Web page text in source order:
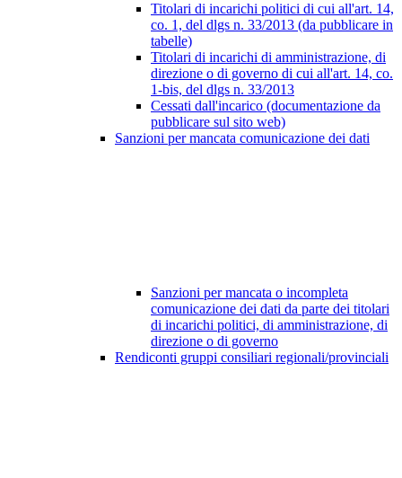
Titolari di incarichi politici di cui all'art. 14,
co. 1, del dlgs n. 33/2013 (da pubblicare in
tabelle)
Titolari di incarichi di amministrazione, di
direzione o di governo di cui all'art. 14, co.
1-bis, del dlgs n. 33/2013
Cessati dall'incarico (documentazione da
pubblicare sul sito web)
Sanzioni per mancata comunicazione dei dati
Sanzioni per mancata o incompleta
comunicazione dei dati da parte dei titolari
di incarichi politici, di amministrazione, di
direzione o di governo
Rendiconti gruppi consiliari regionali/provinciali